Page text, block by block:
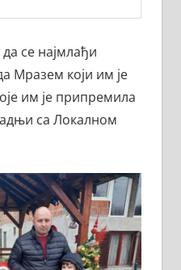
се најмлађи
Мразем који им је
им је припремила
са Локалном